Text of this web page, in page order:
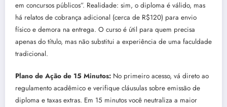
em concursos públicos”. Realidade: sim, o diploma é válido, mas
há relatos de cobrança adicional (cerca de R$120) para envio
físico e demora na entrega. O curso é útil para quem precisa
apenas do título, mas não substitui a experiência de uma faculdade
tradicional.
Plano de Ação de 15 Minutos: No primeiro acesso, vá direto ao
regulamento acadêmico e verifique cláusulas sobre emissão de
diploma e taxas extras. Em 15 minutos você neutraliza a maior